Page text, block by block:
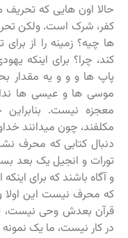
حالا اون هایی که تحریف
کفر، شرک است. ولکن
ها چیه؟ زمینه را از
کند، چرا؟ برای اینکه
پاپ ها و و و یه مقدار
موسی ها و عیسی ها
معجزه نیست.
مکلفند، چون میدانند
دنبال کتابی که محرف
تورات و انجیل یک بعد
و آگاه باشند که برای
که محرف نیست این اولا و
قرآن بعدش وحی
در کار نیست، ما یک نمونه